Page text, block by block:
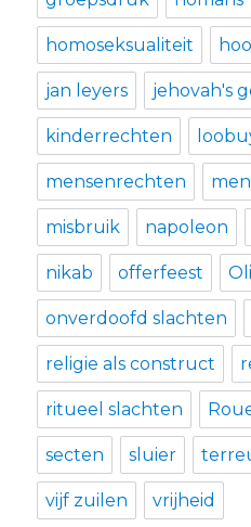
homoseksualiteit
jan leyers jehovah's
kinderrechten
mensenrechten
misbruik napoleon
nikab offerfeest
onverdoofd slachten
religie als construct
ritueel slachten
secten sluier
vijf zuilen vrijheid